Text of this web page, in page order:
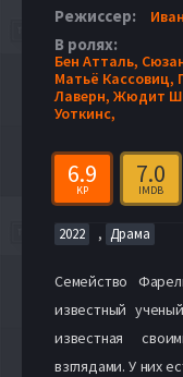
Режиссер:
В ролях:
Бен Атталь,
Матьё Кассовиц,
Лаверн, Жюдит
Уоткинс,
6.9
KP
7.0
IMDB
2022 , Драма
Семейство
известный
известная
взглядами. У них